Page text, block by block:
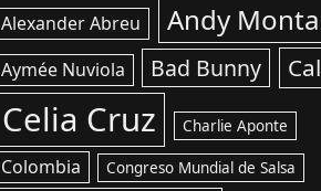
Alexander Abreu Andy
Aymée Nuviola Bad Bunny
Celia Cruz Charlie Aponte
Colombia Congreso Mundial de Salsa